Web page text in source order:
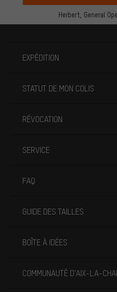
Herbert, General
EXPÉDITION
STATUT DE MON COLIS
RÉVOCATION
SERVICE
FAQ
GUIDE DES TAILLES
BOÎTE À IDÉES
COMMUNAUTÉ D'AIX-LA-